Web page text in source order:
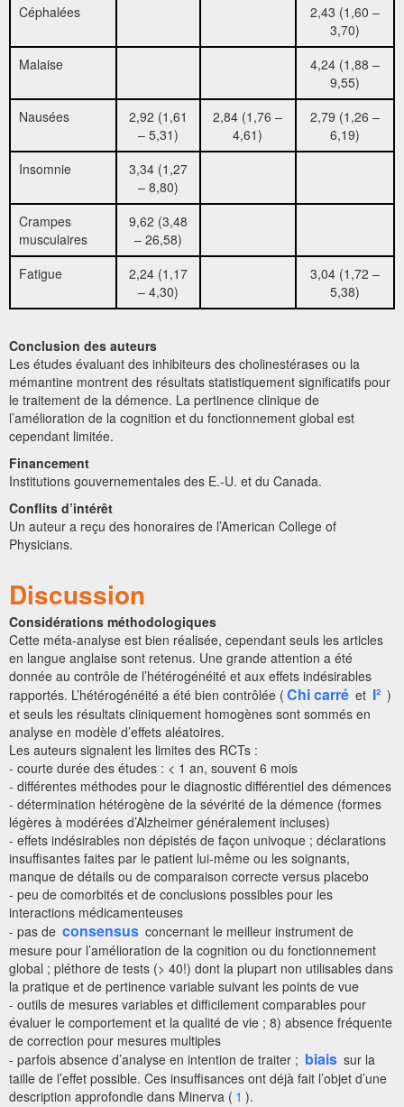
Céphalées
2,43 (1,60 –
3,70)
Malaise
4,24 (1,88 –
9,55)
Nausées
2,92 (1,61
– 5,31)
2,84 (1,76 –
4,61)
2,79 (1,26 –
6,19)
Insomnie
3,34 (1,27
– 8,80)
Crampes
musculaires
9,62 (3,48
– 26,58)
Fatigue
2,24 (1,17
– 4,30)
3,04 (1,72 –
5,38)
Conclusion des auteurs
Les études évaluant des inhibiteurs des cholinestérases ou la
mémantine montrent des résultats statistiquement significatifs pour
le traitement de la démence. La pertinence clinique de
l’amélioration de la cognition et du fonctionnement global est
cependant limitée.
Financement
Institutions gouvernementales des E.-U. et du Canada.
Conflits d’intérêt
Un auteur a reçu des honoraires de l’American College of
Physicians.
Discussion
Considérations méthodologiques
Cette méta-analyse est bien réalisée, cependant seuls les articles
en langue anglaise sont retenus. Une grande attention a été
donnée au contrôle de l’hétérogénéité et aux effets indésirables
rapportés. L’hétérogénéité a été bien contrôlée ( Chi carré et I² )
et seuls les résultats cliniquement homogènes sont sommés en
analyse en modèle d’effets aléatoires.
Les auteurs signalent les limites des RCTs :
- courte durée des études : < 1 an, souvent 6 mois
- différentes méthodes pour le diagnostic différentiel des démences
- détermination hétérogène de la sévérité de la démence (formes
légères à modérées d’Alzheimer généralement incluses)
- effets indésirables non dépistés de façon univoque ; déclarations
insuffisantes faites par le patient lui-même ou les soignants,
manque de détails ou de comparaison correcte versus placebo
- peu de comorbités et de conclusions possibles pour les
interactions médicamenteuses
- pas de consensus concernant le meilleur instrument de
mesure pour l’amélioration de la cognition ou du fonctionnement
global ; pléthore de tests (> 40!) dont la plupart non utilisables dans
la pratique et de pertinence variable suivant les points de vue
- outils de mesures variables et difficilement comparables pour
évaluer le comportement et la qualité de vie ; 8) absence fréquente
de correction pour mesures multiples
- parfois absence d’analyse en intention de traiter ; biais sur la
taille de l’effet possible. Ces insuffisances ont déjà fait l’objet d’une
description approfondie dans Minerva ( 1 ).